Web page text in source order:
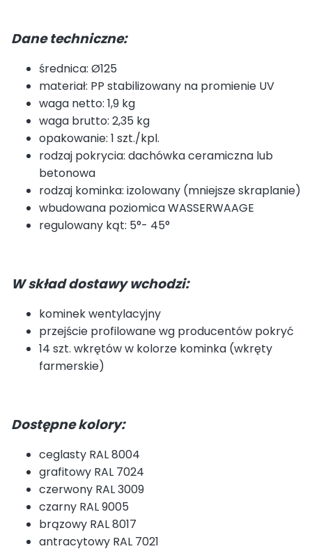
Dane techniczne:
średnica: Ø125
materiał: PP stabilizowany na promienie UV
waga netto: 1,9 kg
waga brutto: 2,35 kg
opakowanie: 1 szt./kpl.
rodzaj pokrycia: dachówka ceramiczna lub
betonowa
rodzaj kominka: izolowany (mniejsze skraplanie)
wbudowana poziomica WASSERWAAGE
regulowany kąt: 5°- 45°
W skład dostawy wchodzi:
kominek wentylacyjny
przejście profilowane wg producentów pokryć
14 szt. wkrętów w kolorze kominka (wkręty
farmerskie)
Dostępne kolory:
ceglasty RAL 8004
grafitowy RAL 7024
czerwony RAL 3009
czarny RAL 9005
brązowy RAL 8017
antracytowy RAL 7021